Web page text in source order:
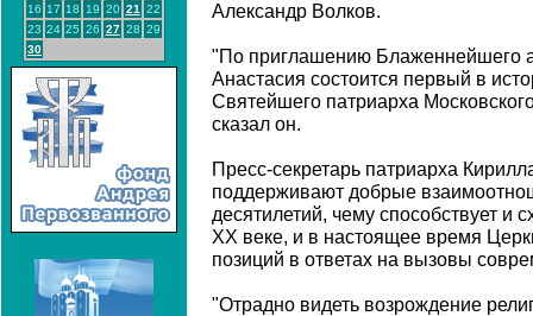
16 17 18 19 20 21
22
23 24 25 26 27 28 29
30
Александр Волков.
"По приглашению Блаженнейшего
Анастасия состоится первый в
Святейшего патриарха
сказал он.
Пресс-секретарь патриарха
поддерживают добрые
десятилетий, чему способствует и
XX веке, и в настоящее время
позиций в ответах на вызовы
"Отрадно видеть возрождение